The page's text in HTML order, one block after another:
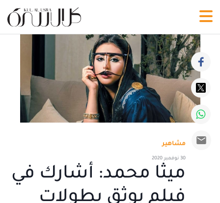
مشاهير
30 نوفمبر 2020
ميثا محمد: أشارك في
فيلم يوثق بطولات